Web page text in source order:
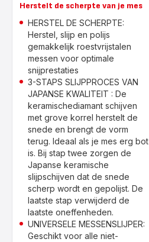
Herstelt de scherpte van je mes
HERSTEL DE SCHERPTE:
Herstel, slijp en polijs
gemakkelijk roestvrijstalen
messen voor optimale
snijprestaties
3-STAPS SLIJPPROCES VAN
JAPANSE KWALITEIT : De
keramischediamant schijven
met grove korrel herstelt de
snede en brengt de vorm
terug. Ideaal als je mes erg bot
is. Bij stap twee zorgen de
Japanse keramische
slijpschijven dat de snede
scherp wordt en gepolijst. De
laatste stap verwijderd de
laatste oneffenheden.
UNIVERSELE MESSENSLIJPER:
Geschikt voor alle niet-